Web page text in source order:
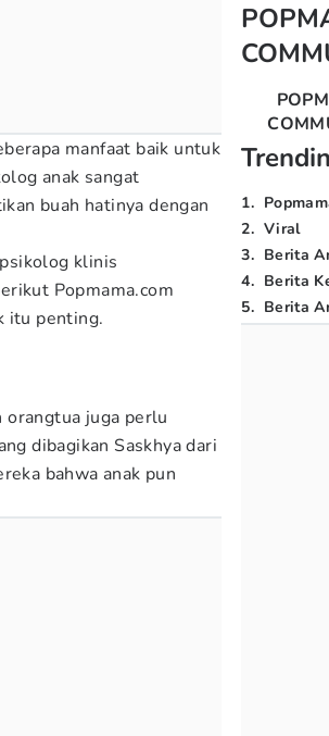
manfaat baik untuk
anak sangat
buah hatinya dengan
klinis
Popmama.com
itu penting.
juga perlu
dibagikan Saskhya dari
bahwa anak pun
1.
2. Viral
3. Berita
4. Berita
5. Berita